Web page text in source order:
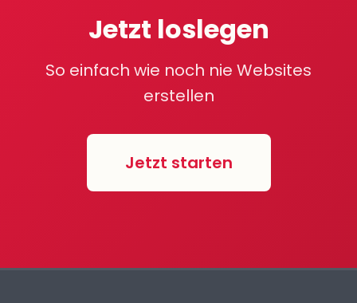
Jetzt loslegen
So einfach wie noch nie Websites
erstellen
Jetzt starten